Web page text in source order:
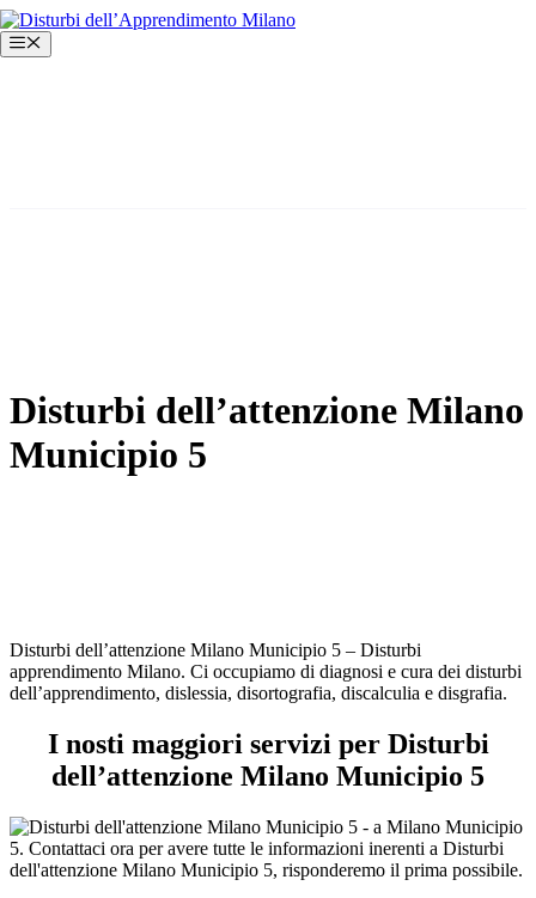
Vai
al
contenuto
Menu
Disturbi dell’attenzione Milano
Municipio 5
Disturbi dell’attenzione Milano Municipio 5 – Disturbi
apprendimento Milano. Ci occupiamo di diagnosi e cura dei disturbi
dell’apprendimento, dislessia, disortografia, discalculia e disgrafia.
I nosti maggiori servizi per Disturbi
dell’attenzione Milano Municipio 5